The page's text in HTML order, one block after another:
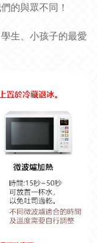
的與眾不同！
生、小孩子的最愛